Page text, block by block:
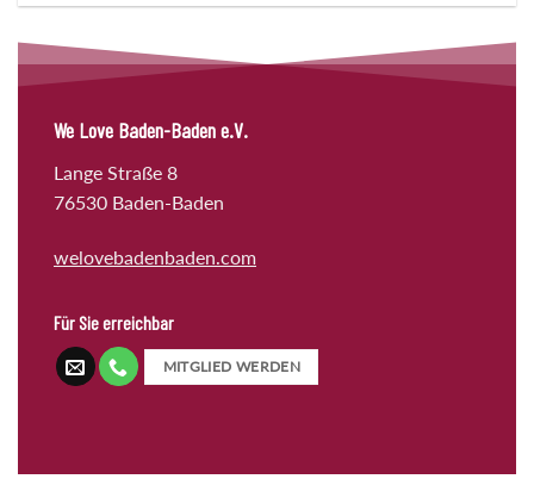
We Love Baden-Baden e.V.
Lange Straße 8
76530 Baden-Baden
welovebadenbaden.com
Für Sie erreichbar
MITGLIED WERDEN